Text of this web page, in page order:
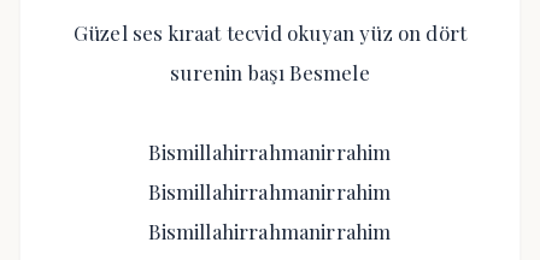
Güzel ses kıraat tecvid okuyan yüz on dört
surenin başı Besmele
Bismillahirrahmanirrahim
Bismillahirrahmanirrahim
Bismillahirrahmanirrahim